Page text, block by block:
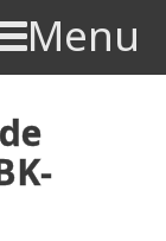
Menu